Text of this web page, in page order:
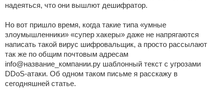
надеяться, что они вышлют дешифратор.
Но вот пришло время, когда такие типа «умные
злоумышленники» «супер хакеры» даже не напрягаются
написать такой вирус шифровальщик, а просто рассылают
так же по общим почтовым адресам
info@название_компании.ру шаблонный текст с угрозами
DDoS-атаки. Об одном таком письме я расскажу в
сегодняшней статье.